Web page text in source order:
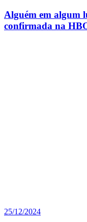
Alguém em algum
confirmada na
25/12/2024